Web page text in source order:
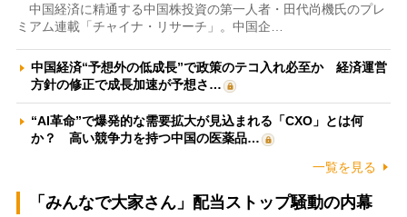
中国経済に精通する中国株投資の第一人者・田代尚機氏のプレ
ミアム連載「チャイナ・リサーチ」。中国企…
中国経済“予想外の低成長”で政策のテコ入れ必至か 経済運営
方針の修正で成長加速が予想さ…
“AI革命”で爆発的な需要拡大が見込まれる「CXO」とは何
か？ 高い競争力を持つ中国の医薬品…
一覧を見る
「みんなで大家さん」配当ストップ騒動の内幕